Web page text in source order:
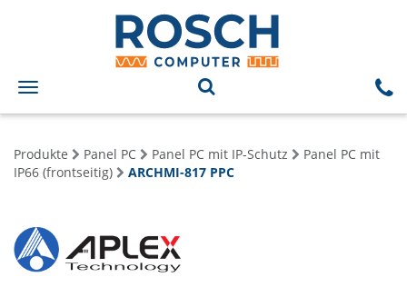
Toggle
navigation
Produkte Panel PC Panel PC mit IP-Schutz
Panel PC mit
IP66 (frontseitig)
ARCHMI-817 PPC